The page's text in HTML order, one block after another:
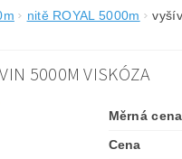
KATALOGY
PRO E-SHOP
nitě ROYAL 5000m
5000M VISKÓZA
Měrná cena
Cena